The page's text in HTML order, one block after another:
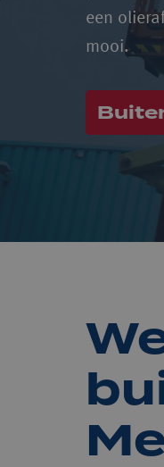
een
mooi.